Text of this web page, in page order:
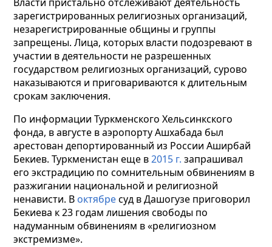
зарегистрированных религиозных организаций,
незарегистрированные общины и группы
запрещены. Лица, которых власти подозревают в
участии в деятельности не разрешенных
государством религиозных организаций, сурово
наказываются и приговариваются к длительным
срокам заключения.
По информации Туркменского Хельсинкского
фонда, в августе в аэропорту Ашхабада был
арестован депортированный из России Аширбай
Бекиев. Туркменистан еще в2015 г. запрашивал
его экстрадицию по сомнительным обвинениям в
разжигании национальной и религиозной
ненависти. В октябресуд в Дашогузе приговорил
Бекиева к 23 годам лишения свободы по
надуманным обвинениям в «религиозном
экстремизме».